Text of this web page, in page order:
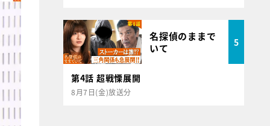
名探偵のままで
いて
5
第4話 超戦慄展開
8月7日(金)放送分